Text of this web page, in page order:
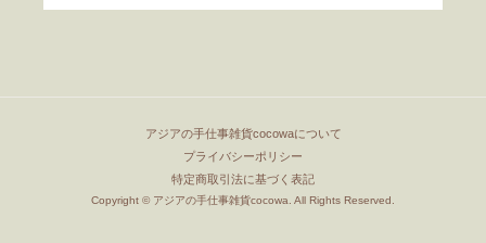
アジアの手仕事雑貨cocowaについて
プライバシーポリシー
特定商取引法に基づく表記
Copyright © アジアの手仕事雑貨cocowa. All Rights Reserved.